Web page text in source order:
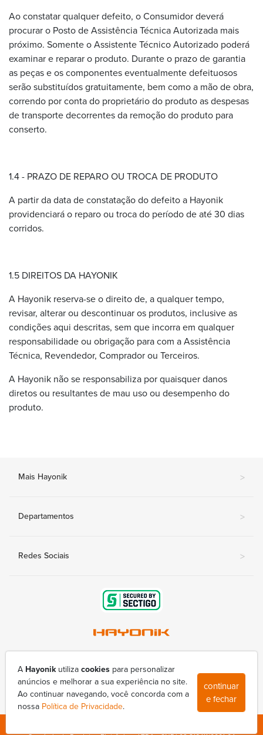
Ao constatar qualquer defeito, o Consumidor deverá
procurar o Posto de Assistência Técnica Autorizada mais
próximo. Somente o Assistente Técnico Autorizado poderá
examinar e reparar o produto. Durante o prazo de garantia
as peças e os componentes eventualmente defeituosos
serão substituídos gratuitamente, bem como a mão de obra,
correndo por conta do proprietário do produto as despesas
de transporte decorrentes da remoção do produto para
conserto.
1.4 - PRAZO DE REPARO OU TROCA DE PRODUTO
A partir da data de constatação do defeito a Hayonik
providenciará o reparo ou troca do período de até 30 dias
corridos.
1.5 DIREITOS DA HAYONIK
A Hayonik reserva-se o direito de, a qualquer tempo,
revisar, alterar ou descontinuar os produtos, inclusive as
condições aqui descritas, sem que incorra em qualquer
responsabilidade ou obrigação para com a Assistência
Técnica, Revendedor, Comprador ou Terceiros.
A Hayonik não se responsabiliza por quaisquer danos
diretos ou resultantes de mau uso ou desempenho do
produto.
Mais Hayonik >
Departamentos >
Redes Sociais >
(43) 3377-9800
hayonik@hayonik.com.br
Segunda à sexta das 8h00 às 17h50
A Hayonikutiliza cookies para personalizar
anúncios e melhorar a sua experiência no site.
Ao continuar navegando, você concorda com a
nossa Política de Privacidade.
continuar
e fechar